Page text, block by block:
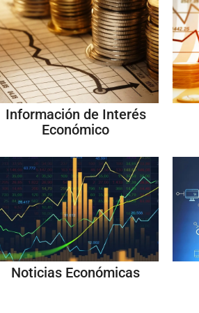
Información de Interés
Económico
Noticias Económicas